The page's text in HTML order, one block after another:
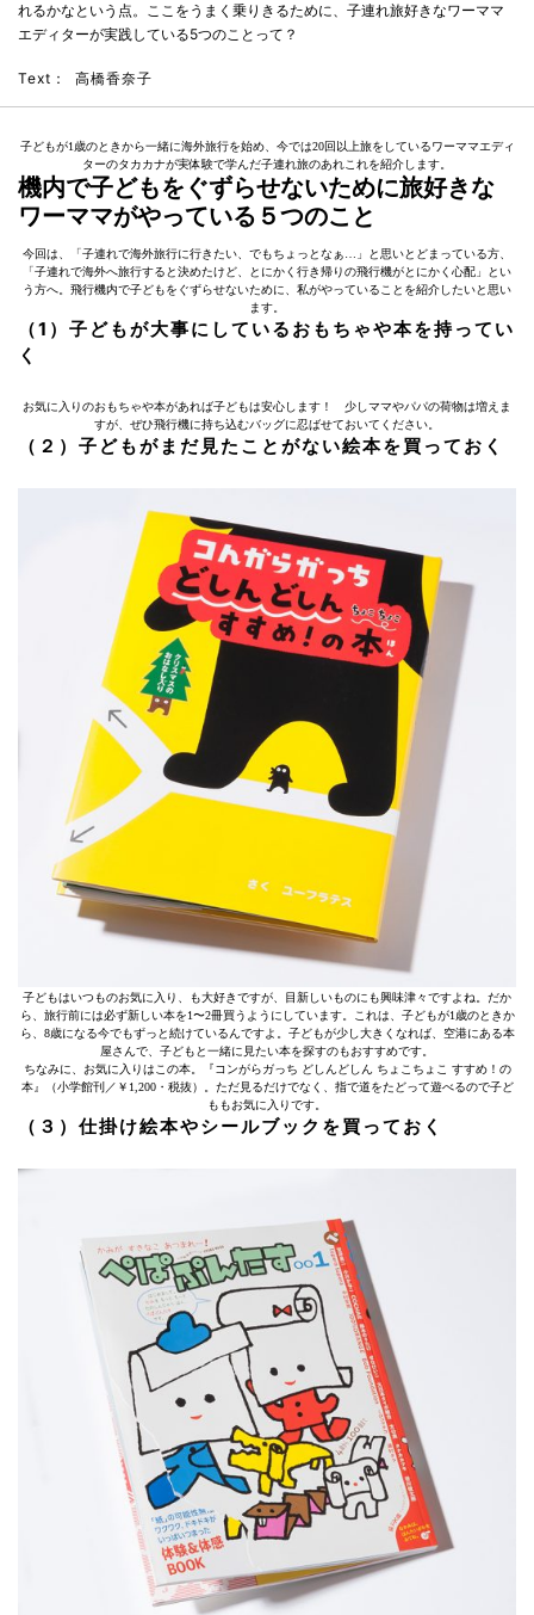
れるかなという点。ここをうまく乗りきるために、子連れ旅好きなワーママ
エディターが実践している5つのことって？
Text： 高橋香奈子
子どもが1歳のときから一緒に海外旅行を始め、今では20回以上旅をしているワーママエディ
ターのタカカナが実体験で学んだ子連れ旅のあれこれを紹介します。
機内で子どもをぐずらせないために旅好きな
ワーママがやっている５つのこと
今回は、「子連れで海外旅行に行きたい、でもちょっとなぁ…」と思いとどまっている方、
「子連れで海外へ旅行すると決めたけど、とにかく行き帰りの飛行機がとにかく心配」とい
う方へ。飛行機内で子どもをぐずらせないために、私がやっていることを紹介したいと思い
ます。
（1）子どもが大事にしているおもちゃや本を持ってい
く
お気に入りのおもちゃや本があれば子どもは安心します！ 少しママやパパの荷物は増えま
すが、ぜひ飛行機に持ち込むバッグに忍ばせておいてください。
（２）子どもがまだ見たことがない絵本を買っておく
子どもはいつものお気に入り、も大好きですが、目新しいものにも興味津々ですよね。だか
ら、旅行前には必ず新しい本を1〜2冊買うようにしています。これは、子どもが1歳のときか
ら、8歳になる今でもずっと続けているんですよ。子どもが少し大きくなれば、空港にある本
屋さんで、子どもと一緒に見たい本を探すのもおすすめです。
ちなみに、お気に入りはこの本。『コンがらガっち どしんどしん ちょこちょこ すすめ！の
本』（小学館刊／￥1,200・税抜）。ただ見るだけでなく、指で道をたどって遊べるので子ど
ももお気に入りです。
（３）仕掛け絵本やシールブックを買っておく